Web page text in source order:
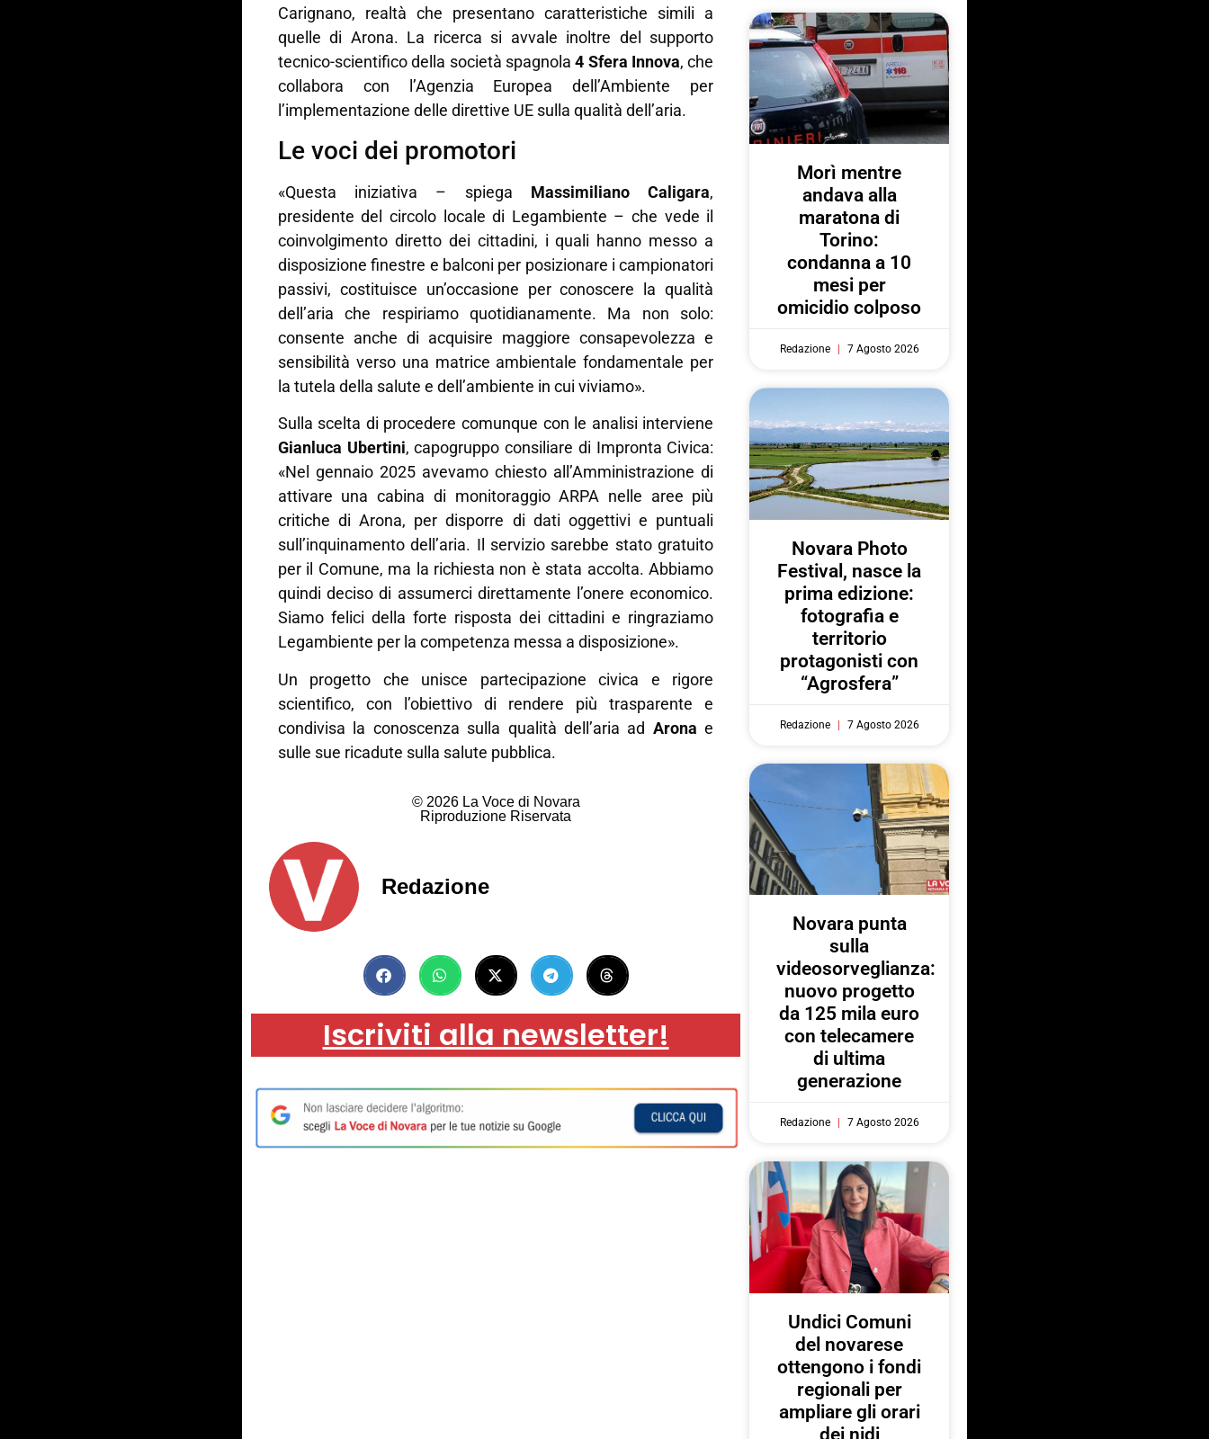
Carignano, realtà che presentano caratteristiche simili a
quelle di Arona. La ricerca si avvale inoltre del supporto
tecnico-scientifico della società spagnola4 Sfera Innova, che
collabora con l’Agenzia Europea dell’Ambiente per
l’implementazione delle direttive UE sulla qualità dell’aria.
Le voci dei promotori
«Questa iniziativa – spiega Massimiliano Caligara,
presidente del circolo locale di Legambiente – che vede il
coinvolgimento diretto dei cittadini, i quali hanno messo a
disposizione finestre e balconi per posizionare i campionatori
passivi, costituisce un’occasione per conoscere la qualità
dell’aria che respiriamo quotidianamente. Ma non solo:
consente anche di acquisire maggiore consapevolezza e
sensibilità verso una matrice ambientale fondamentale per
la tutela della salute e dell’ambiente in cui viviamo».
Sulla scelta di procedere comunque con le analisi interviene
Gianluca Ubertini, capogruppo consiliare di Impronta Civica:
«Nel gennaio 2025 avevamo chiesto all’Amministrazione di
attivare una cabina di monitoraggio ARPA nelle aree più
critiche di Arona, per disporre di dati oggettivi e puntuali
sull’inquinamento dell’aria. Il servizio sarebbe stato gratuito
per il Comune, ma la richiesta non è stata accolta. Abbiamo
quindi deciso di assumerci direttamente l’onere economico.
Siamo felici della forte risposta dei cittadini e ringraziamo
Legambiente per la competenza messa a disposizione».
Un progetto che unisce partecipazione civica e rigore
scientifico, con l’obiettivo di rendere più trasparente e
condivisa la conoscenza sulla qualità dell’aria ad Arona e
sulle sue ricadute sulla salute pubblica.
© 2026 La Voce di Novara
Riproduzione Riservata
Redazione
Iscriviti alla newsletter!
Morì mentre
andava alla
maratona di
Torino:
condanna a 10
mesi per
omicidio colposo
Redazione 7 Agosto 2026
Novara Photo
Festival, nasce la
prima edizione:
fotografia e
territorio
protagonisti con
“Agrosfera”
Redazione 7 Agosto 2026
Novara punta
sulla
videosorveglianza:
nuovo progetto
da 125 mila euro
con telecamere
di ultima
generazione
Redazione 7 Agosto 2026
Undici Comuni
del novarese
ottengono i fondi
regionali per
ampliare gli orari
dei nidi